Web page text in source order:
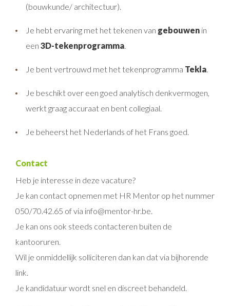
(bouwkunde/ architectuur).
Je hebt ervaring met het tekenen van gebouwen in
een 3D-tekenprogramma.
Je bent vertrouwd met het tekenprogramma Tekla.
Je beschikt over een goed analytisch denkvermogen,
werkt graag accuraat en bent collegiaal.
Je beheerst het Nederlands of het Frans goed.
Contact
Heb je interesse in deze vacature?
Je kan contact opnemen met HR Mentor op het nummer
050/70.42.65 of via info@mentor-hr.be.
Je kan ons ook steeds contacteren buiten de
kantooruren.
Wil je onmiddellijk solliciteren dan kan dat via bijhorende
link.
Je kandidatuur wordt snel en discreet behandeld.